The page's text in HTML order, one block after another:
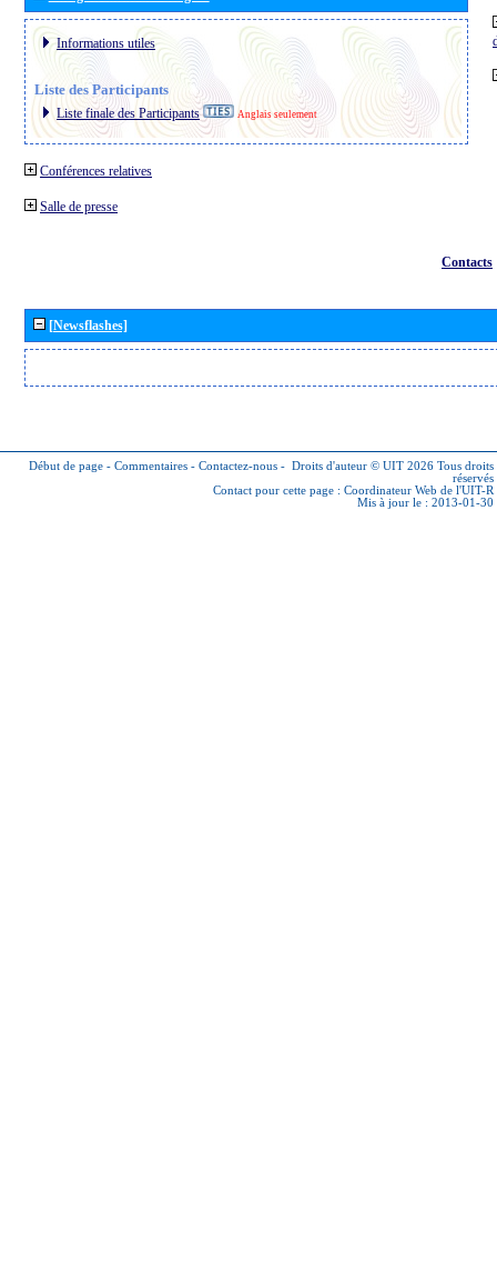
Informations utiles
Liste des Participants
Liste finale des Participants Anglais seulement
Conférences relatives
Salle de presse
Contacts
[Newsflashes]
Début de page - Commentaires - Contactez-nous - Droits d'auteur © UIT 2026 Tous droits
réservés
Contact pour cette page : Coordinateur Web de l'UIT-R
Mis à jour le : 2013-01-30